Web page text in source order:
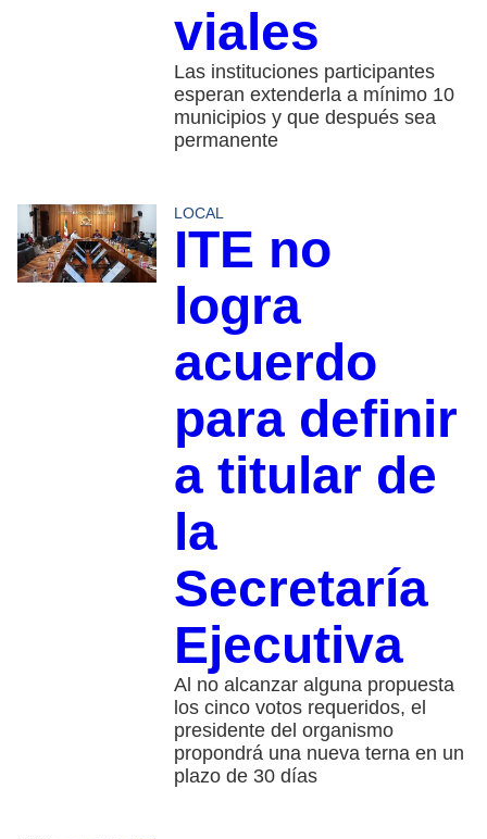
viales
Las instituciones participantes
esperan extenderla a mínimo 10
municipios y que después sea
permanente
LOCAL
ITE no
logra
acuerdo
para definir
a titular de
la
Secretaría
Ejecutiva
Al no alcanzar alguna propuesta
los cinco votos requeridos, el
presidente del organismo
propondrá una nueva terna en un
plazo de 30 días